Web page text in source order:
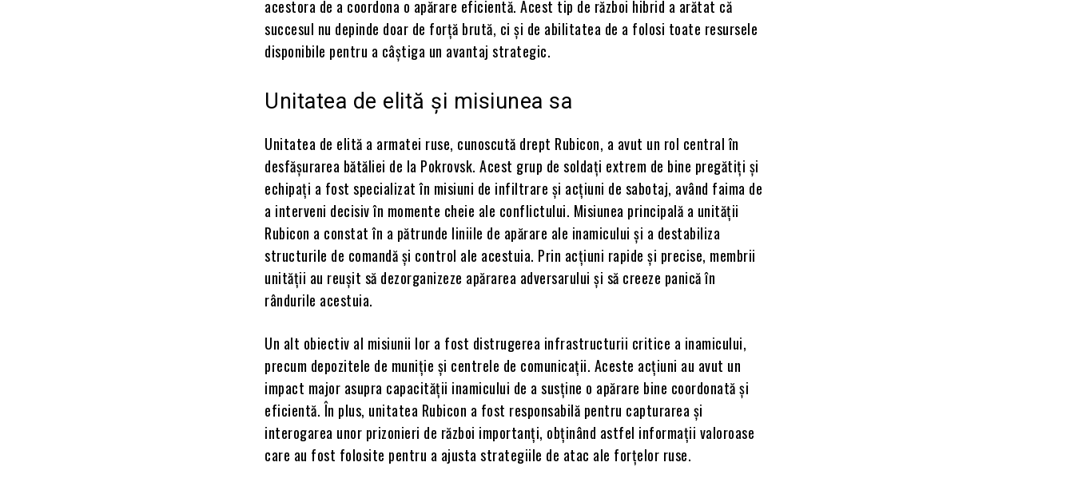
acestora de a coordona o apărare eficientă. Acest tip de război hibrid a arătat că
succesul nu depinde doar de forță brută, ci și de abilitatea de a folosi toate resursele
disponibile pentru a câștiga un avantaj strategic.
Unitatea de elită și misiunea sa
Unitatea de elită a armatei ruse, cunoscută drept Rubicon, a avut un rol central în
desfășurarea bătăliei de la Pokrovsk. Acest grup de soldați extrem de bine pregătiți și
echipați a fost specializat în misiuni de infiltrare și acțiuni de sabotaj, având faima de
a interveni decisiv în momente cheie ale conflictului. Misiunea principală a unității
Rubicon a constat în a pătrunde liniile de apărare ale inamicului și a destabiliza
structurile de comandă și control ale acestuia. Prin acțiuni rapide și precise, membrii
unității au reușit să dezorganizeze apărarea adversarului și să creeze panică în
rândurile acestuia.
Un alt obiectiv al misiunii lor a fost distrugerea infrastructurii critice a inamicului,
precum depozitele de muniție și centrele de comunicații. Aceste acțiuni au avut un
impact major asupra capacității inamicului de a susține o apărare bine coordonată și
eficientă. În plus, unitatea Rubicon a fost responsabilă pentru capturarea și
interogarea unor prizonieri de război importanți, obținând astfel informații valoroase
care au fost folosite pentru a ajusta strategiile de atac ale forțelor ruse.